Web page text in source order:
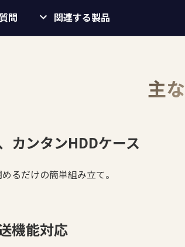
問 関連する製品
主
カンタンHDDケース
るだけの簡単組み立て。
機能対応